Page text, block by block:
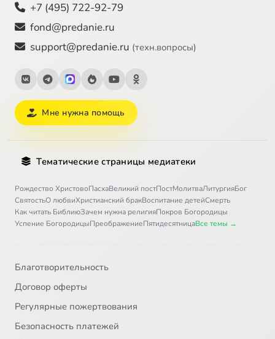
+7 (495) 722-92-79
fond@predanie.ru
support@predanie.ru (техн.вопросы)
Мне нужна помощь
Тематические страницы медиатеки
Рождество ХристовоПасхаВеликий постПостМолитваЛитургияБог
СвятостьО любвиХристианский бракВоспитание детейСмерть
Как читать БиблиюЗачем нужна религияПокров Богородицы
Успение БогородицыПреображениеПятидесятницаВсе темы →
Благотворительность
Договор оферты
Регулярные пожертвования
Безопасность платежей